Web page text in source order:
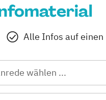
Alle Infos auf einen
wählen ...